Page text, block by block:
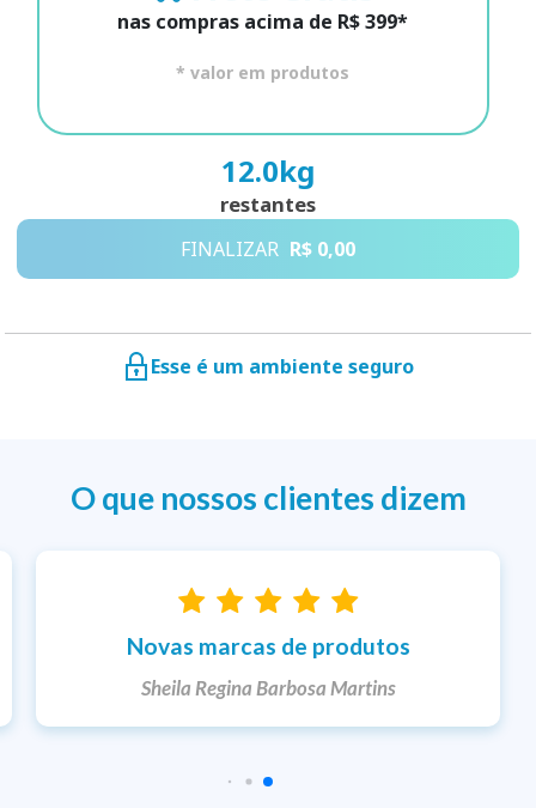
nas compras acima de R$ 399*
* valor em produtos
12.0kg
restantes
FINALIZAR R$ 0,00
Esse é um ambiente seguro
O que nossos clientes dizem
Entrega rápida
Ketlem